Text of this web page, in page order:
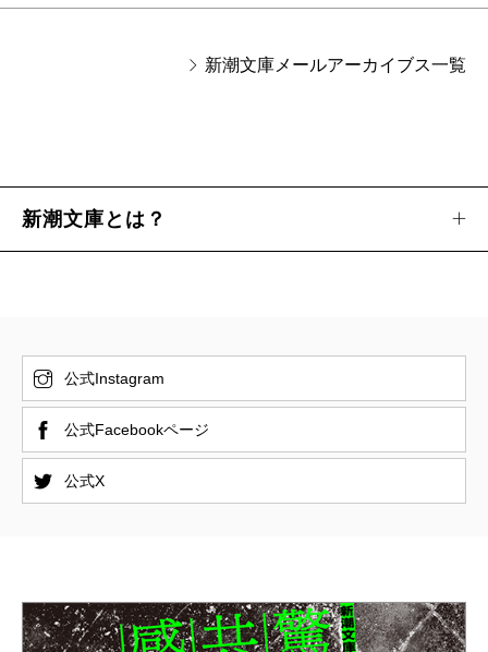
新潮文庫メールアーカイブス一覧
新潮文庫とは？
公式Instagram
公式Facebookページ
公式X